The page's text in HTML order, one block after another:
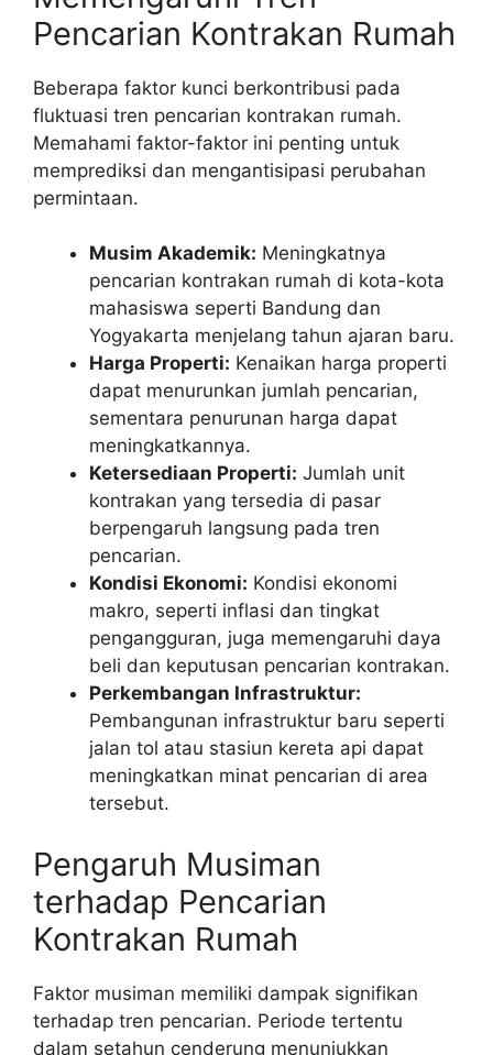
Pencarian Kontrakan Rumah
Beberapa faktor kunci berkontribusi pada
fluktuasi tren pencarian kontrakan rumah.
Memahami faktor-faktor ini penting untuk
memprediksi dan mengantisipasi perubahan
permintaan.
Musim Akademik: Meningkatnya
pencarian kontrakan rumah di kota-kota
mahasiswa seperti Bandung dan
Yogyakarta menjelang tahun ajaran baru.
Harga Properti: Kenaikan harga properti
dapat menurunkan jumlah pencarian,
sementara penurunan harga dapat
meningkatkannya.
Ketersediaan Properti: Jumlah unit
kontrakan yang tersedia di pasar
berpengaruh langsung pada tren
pencarian.
Kondisi Ekonomi: Kondisi ekonomi
makro, seperti inflasi dan tingkat
pengangguran, juga memengaruhi daya
beli dan keputusan pencarian kontrakan.
Perkembangan Infrastruktur:
Pembangunan infrastruktur baru seperti
jalan tol atau stasiun kereta api dapat
meningkatkan minat pencarian di area
tersebut.
Pengaruh Musiman
terhadap Pencarian
Kontrakan Rumah
Faktor musiman memiliki dampak signifikan
terhadap tren pencarian. Periode tertentu
dalam setahun cenderung menunjukkan